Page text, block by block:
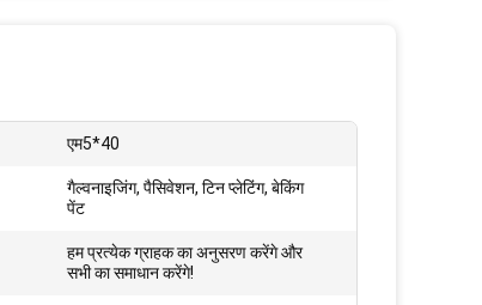
एम5*40
गैल्वनाइजिंग, पैसिवेशन, टिन प्लेटिंग, बेकिंग
पेंट
हम प्रत्येक ग्राहक का अनुसरण करेंगे और
सभी का समाधान करेंगे!